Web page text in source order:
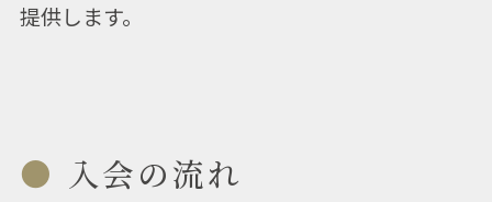
提供します。
入会の流れ